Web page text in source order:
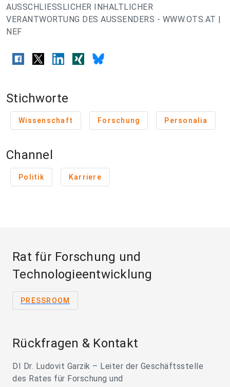
AUSSCHLIESSLICHER INHALTLICHER
VERANTWORTUNG DES AUSSENDERS - WWW.OTS.AT |
NEF
Stichworte
Wissenschaft Forschung Personalia
Channel
Politik Karriere
Rat für Forschung und
Technologieentwicklung
PRESSROOM
Rückfragen & Kontakt
DI Dr. Ludovit Garzik – Leiter der Geschäftsstelle
des Rates für Forschung und